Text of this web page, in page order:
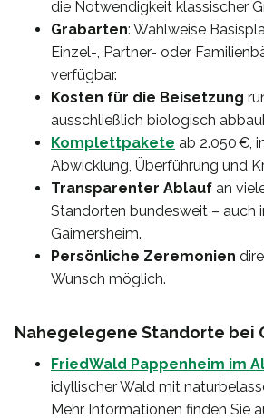
die Notwendigkeit klassischer
Grabarten: Wahlweise
Einzel-, Partner- oder
verfügbar.
Kosten für die Beisetzung
ausschließlich biologisch
Komplettpakete ab 2.050 €,
Abwicklung, Überführung und
Transparenter Ablauf an
Standorten bundesweit – auch
Gaimersheim.
Persönliche Zeremonien
Wunsch möglich.
Nahegelegene Standorte bei
FriedWald Pappenheim im
idyllischer Wald mit
Mehr Informationen finden Sie